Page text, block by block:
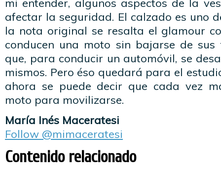
mi entender, algunos aspectos de la
afectar la seguridad. El calzado es uno
la nota original se resalta el glamour
conducen una moto sin bajarse de
que, para conducir un automóvil, se
mismos. Pero éso quedará para el
ahora se puede decir que cada vez
moto para movilizarse.
María Inés Maceratesi
Follow @mimaceratesi
Contenido relacionado